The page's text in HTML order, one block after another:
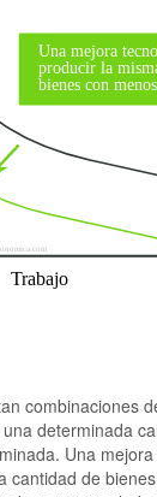
combinaciones
determinada
Una
cantidad de